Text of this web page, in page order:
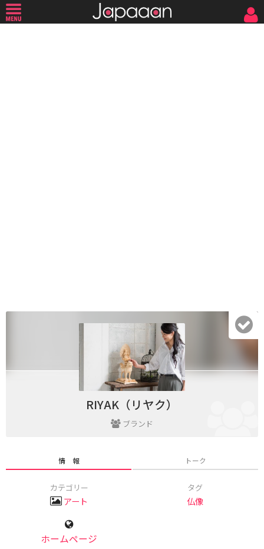
RIYAK（リヤク）
ブランド
情 報 トーク
カテゴリー
アート
タグ
仏像
ホームページ